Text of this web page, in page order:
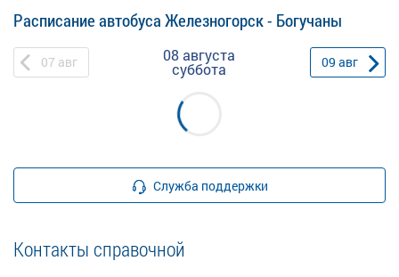
Расписание автобуса Железногорск - Богучаны
07 авг 08 августа
суббота 09 авг
Служба поддержки
Контакты справочной